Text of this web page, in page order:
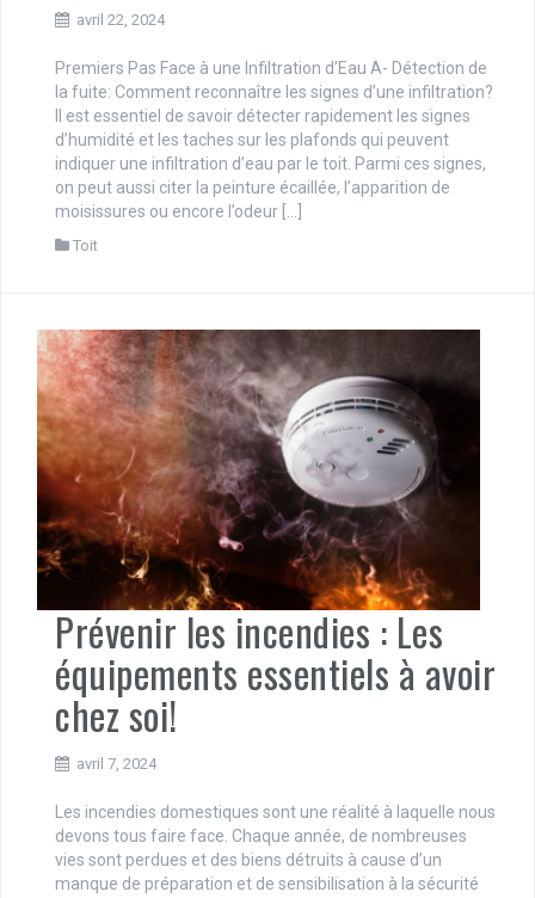
avril 22, 2024
Premiers Pas Face à une Infiltration d’Eau A- Détection de
la fuite: Comment reconnaître les signes d’une infiltration?
Il est essentiel de savoir détecter rapidement les signes
d’humidité et les taches sur les plafonds qui peuvent
indiquer une infiltration d’eau par le toit. Parmi ces signes,
on peut aussi citer la peinture écaillée, l’apparition de
moisissures ou encore l’odeur […]
Toit
Prévenir les incendies : Les
équipements essentiels à avoir
chez soi!
avril 7, 2024
Les incendies domestiques sont une réalité à laquelle nous
devons tous faire face. Chaque année, de nombreuses
vies sont perdues et des biens détruits à cause d’un
manque de préparation et de sensibilisation à la sécurité